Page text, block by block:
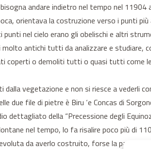
andare indietro nel tempo nel 11904
orientava la costruzione verso i punti
nel cielo erano gli obelischi e altri
antichi tutti da analizzare e studiare,
coperti o demoliti tutti o quasi tutti come
vegetazione e non si riesce a vederli
due file di pietre è Biru ‘e Concas di
dettagliato della “Precessione degli
nel tempo, lo fa risalire poco più di
da averlo costruito, forse la parola